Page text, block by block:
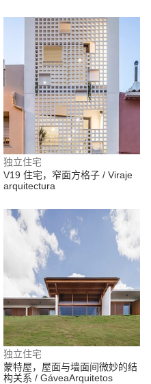
独立住宅
V19 住宅，窄面方格子 / Viraje
arquitectura
独立住宅
蒙特屋，屋面与墙面间微妙的结
构关系 / GáveaArquitetos